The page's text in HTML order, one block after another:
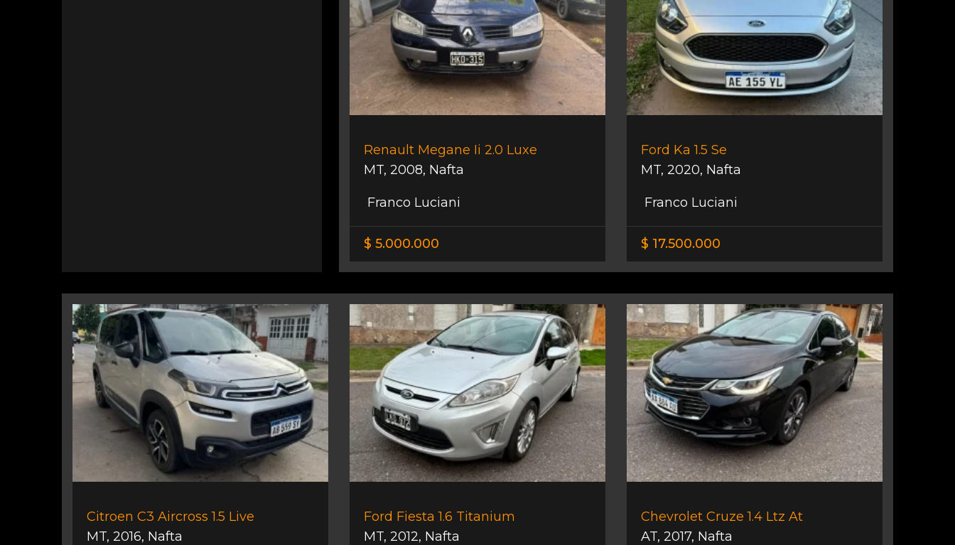
Renault Megane Ii 2.0 Luxe
MT, 2008, Nafta
Franco Luciani
$ 5.000.000
Ford Ka 1.5 Se
MT, 2020, Nafta
Franco Luciani
$ 17.500.000
Citroen C3 Aircross 1.5 Live
MT, 2016, Nafta
Ford Fiesta 1.6 Titanium
MT, 2012, Nafta
Chevrolet Cruze 1.4 Ltz At
AT, 2017, Nafta